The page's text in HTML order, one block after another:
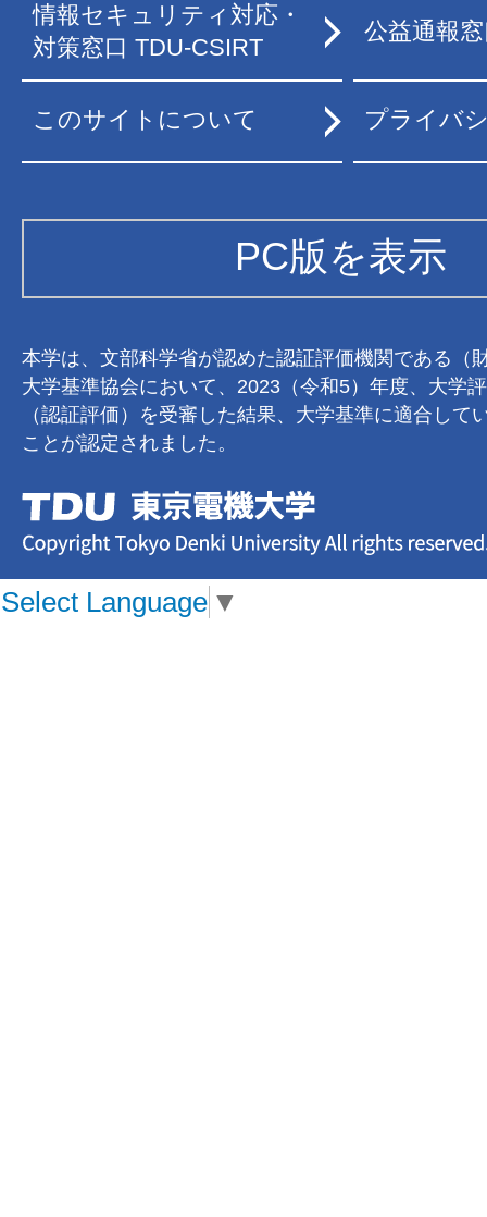
情報セキュリティ対応・
対策窓口 TDU-CSIRT
公益通報
このサイトについて プライバ
PC版を表示
本学は、文部科学省が認めた認証評価機関である（
大学基準協会において、2023（令和5）年度、大学
（認証評価）を受審した結果、大学基準に適合して
ことが認定されました。
Select Language ▼